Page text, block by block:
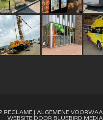
| ALGEMENE
WEBSITE DOOR BLUEBIRD